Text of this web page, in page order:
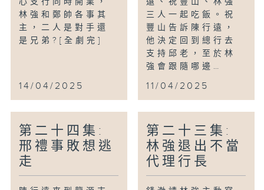
林強和鄭帥各事其
主，二人是對手還
是兄弟?[全劇完]
14/04/2025
三人一起吃飯。祝
豐山告訴陳行遠，
他決定回到總行去
支持邱老，至於林
強會跟隨哪邊…
11/04/2025
第二十四集:
邢禮事敗想逃
走
第二十三集:
林強退出不當
代理行長